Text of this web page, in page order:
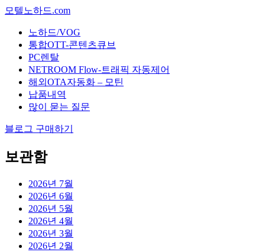
모텔노하드.com
노하드/VOG
통합OTT-콘텐츠큐브
PC렌탈
NETROOM Flow-트래픽 자동제어
해외OTA자동화 – 모틴
납품내역
많이 묻는 질문
블로그 구매하기
보관함
2026년 7월
2026년 6월
2026년 5월
2026년 4월
2026년 3월
2026년 2월